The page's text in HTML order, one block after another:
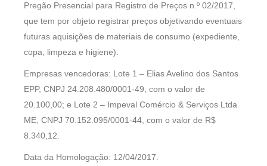
Pregão Presencial para Registro de Preços n.º 02/2017,
que tem por objeto registrar preços objetivando eventuais
futuras aquisições de materiais de consumo (expediente,
copa, limpeza e higiene).
Empresas vencedoras: Lote 1 – Elias Avelino dos Santos
EPP, CNPJ 24.208.480/0001-49, com o valor de
20.100,00; e Lote 2 – Impeval Comércio & Serviços Ltda
ME, CNPJ 70.152.095/0001-44, com o valor de R$
8.340,12.
Data da Homologação: 12/04/2017.